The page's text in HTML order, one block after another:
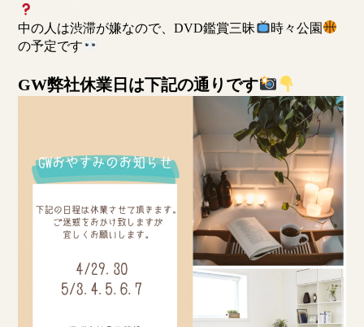
中の人は渋滞が嫌なので、DVD鑑賞三昧
時々公園
の予定です
GW弊社休業日は下記の通りです